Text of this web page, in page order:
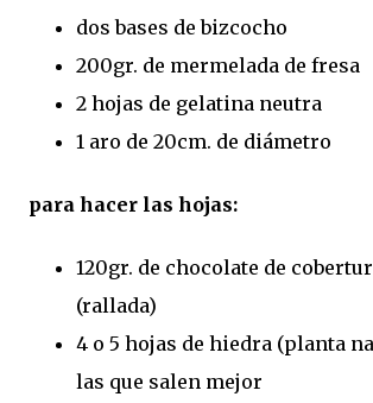
dos bases de bizcocho
200gr. de mermelada de fresa
2 hojas de gelatina neutra
1 aro de 20cm. de diámetro
para hacer las hojas:
120gr. de chocolate de
(rallada)
4 o 5 hojas de hiedra (planta
las que salen mejor